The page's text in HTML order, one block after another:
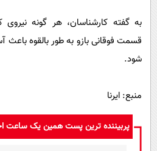
به گفته کارشناسان، هر گونه
قسمت فوقانی بازو به طور بالقوه
شود.
منبع: ایرنا
پربیننده ترین پست همین یک ساعت